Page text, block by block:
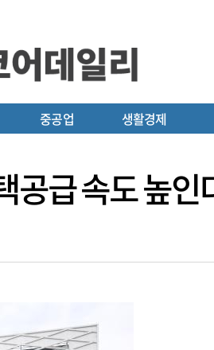
중공업 생활경제
급 속도 높인